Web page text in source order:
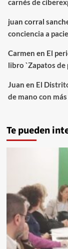
carnés de
juan corral
conciencia a
Carmen en El
libro `Zapatos de
Juan en El
de mano con
Te pueden